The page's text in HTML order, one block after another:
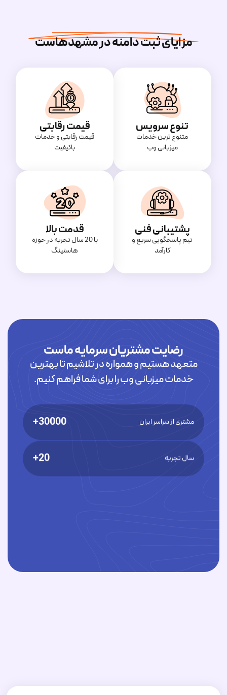
مزایای ثبت دامنه در مشهدهاست
تنوع سرویس
متنوع ترین خدمات
میزبانی وب
قیمت رقابتی
قیمت‌ رقابتی و خدمات
باکیفیت
پشتیبانی فنی
تیم پاسخگویی سریع و
کارآمد
قدمت بالا
با 20 سال تجربه در حوزه
هاستینگ
رضایت مشتریان سرمایه ماست
متعهد هستیم و همواره در تلاشیم تا بهترین
خدمات میزبانی وب را برای شما فراهم کنیم.
مشتری از سراسر ایران 30000+
سال تجربه 20+